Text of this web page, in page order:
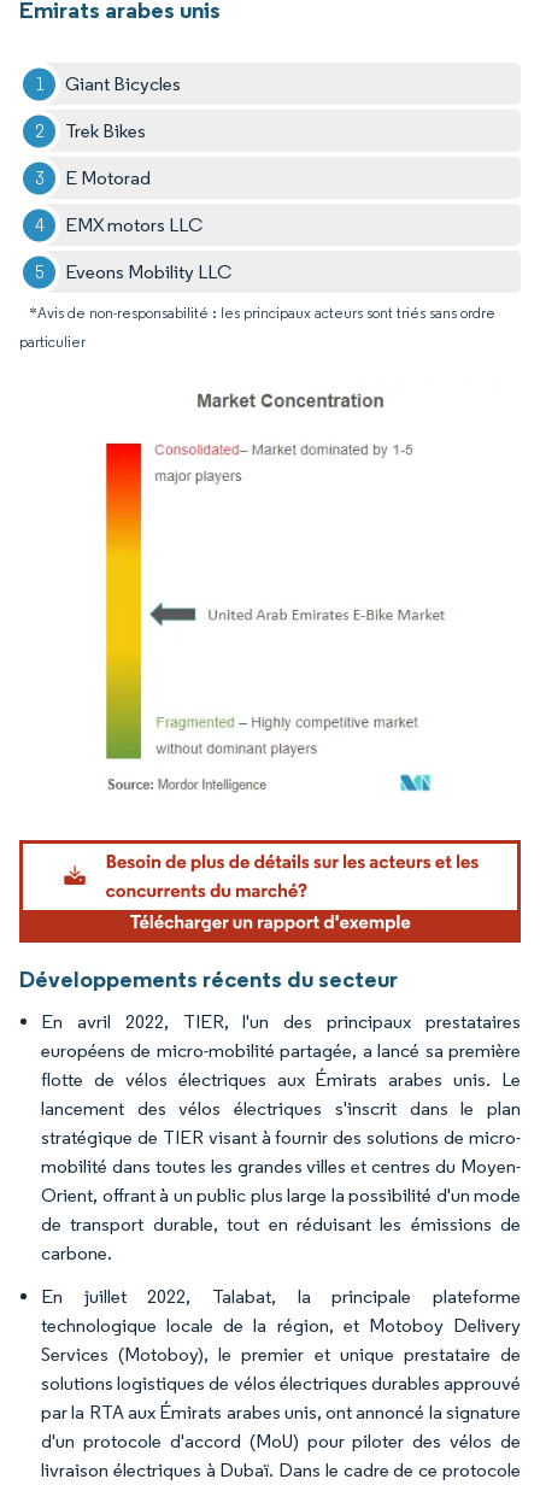
Émirats arabes unis
Giant Bicycles
Trek Bikes
E Motorad
EMX motors LLC
Eveons Mobility LLC
*Avis de non-responsabilité : les principaux acteurs sont triés sans ordre
particulier
Image © Mordor Intelligence. La réutilisation nécessite une attribution sous CC BY
Développements récents du secteur
En avril 2022, TIER, l'un des principaux prestataires
européens de micro-mobilité partagée, a lancé sa première
flotte de vélos électriques aux Émirats arabes unis. Le
lancement des vélos électriques s'inscrit dans le plan
stratégique de TIER visant à fournir des solutions de micro-
mobilité dans toutes les grandes villes et centres du Moyen-
Orient, offrant à un public plus large la possibilité d'un mode
de transport durable, tout en réduisant les émissions de
carbone.
En juillet 2022, Talabat, la principale plateforme
technologique locale de la région, et Motoboy Delivery
Services (Motoboy), le premier et unique prestataire de
solutions logistiques de vélos électriques durables approuvé
par la RTA aux Émirats arabes unis, ont annoncé la signature
d'un protocole d'accord (MoU) pour piloter des vélos de
livraison électriques à Dubaï. Dans le cadre de ce protocole